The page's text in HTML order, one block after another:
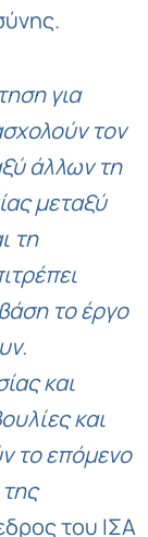
για
τον
άλλων τη
μεταξύ
τη
το έργο
και
και
το επόμενο
του ΙΣΑ